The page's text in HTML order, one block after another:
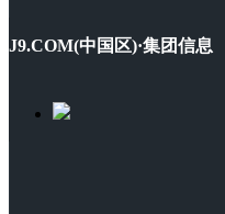
J9.COM(中国区)·集团信息